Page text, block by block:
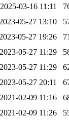
2025-03-16 11:11
2023-05-27 13:10
2023-05-27 19:26
2023-05-27 11:29
2023-05-27 11:29
2023-05-27 20:11
2021-02-09 11:16
2021-02-09 11:26